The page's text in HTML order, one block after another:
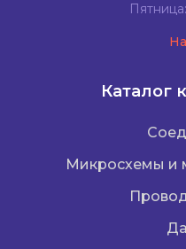
Каталог
Микросхемы и